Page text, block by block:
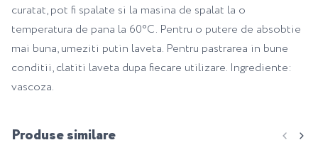
curatat, pot fi spalate si la masina de spalat la o
temperatura de pana la 60°C. Pentru o putere de absobtie
mai buna, umeziti putin laveta. Pentru pastrarea in bune
conditii, clatiti laveta dupa fiecare utilizare. Ingrediente:
vascoza.
Produse similare